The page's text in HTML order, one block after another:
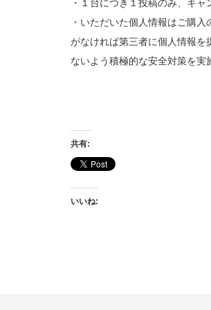
・１台につき１投稿のみ、キャ
・いただいた個人情報はご購
がなければ第三者に個人情報
ないよう積極的な安全対策を実
共有:
いいね: